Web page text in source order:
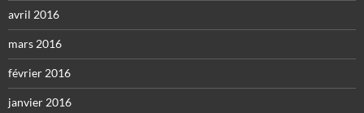
avril 2016
mars 2016
février 2016
janvier 2016